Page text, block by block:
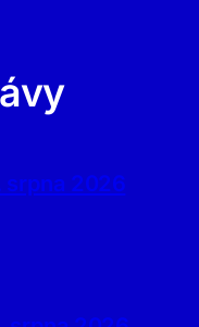
srpna 2026